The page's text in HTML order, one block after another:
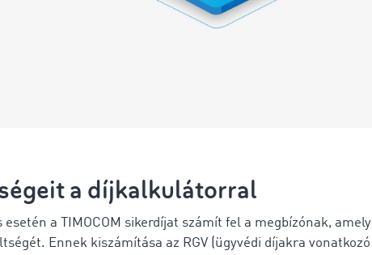
a díjkalkulátorral
a TIMOCOM sikerdíjat számít fel a megbízónak, amely
Ennek kiszámítása az RGV (ügyvédi díjakra vonatkozó